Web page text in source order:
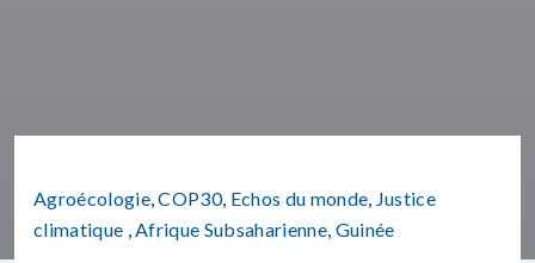
Agroécologie,COP30, Echos du monde Justice
climatique Afrique Subsaharienne, Guinée